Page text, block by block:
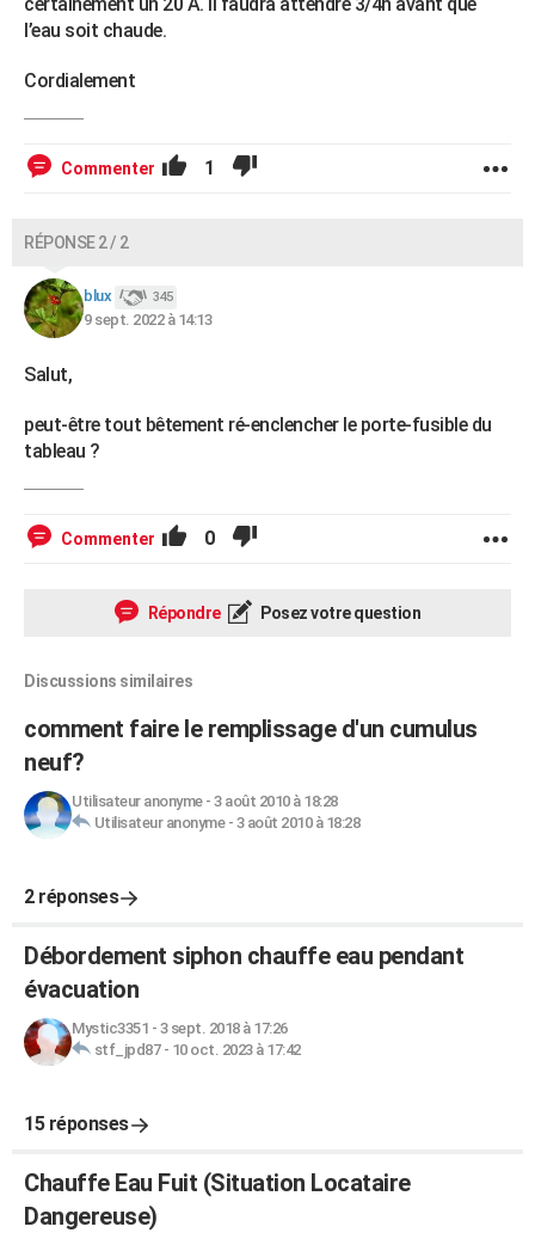
l’eau soit chaude.
Cordialement
Commenter 1
RÉPONSE 2 / 2
blux 345
9 sept. 2022 à 14:13
Salut,
peut-être tout bêtement ré-enclencher le porte-fusible du
tableau ?
Commenter 0
Répondre Posez votre question
Discussions similaires
comment faire le remplissage d'un cumulus
neuf?
Utilisateur anonyme- 3 août 2010 à 18:28
Utilisateur anonyme- 3 août 2010 à 18:28
2 réponses
Débordement siphon chauffe eau pendant
évacuation
Mystic3351 - 3 sept. 2018 à 17:26
stf_jpd87- 10 oct. 2023 à 17:42
15 réponses
Chauffe Eau Fuit (Situation Locataire
Dangereuse)